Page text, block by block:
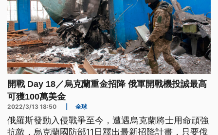
開戰 Day 18／烏克蘭重金招降 俄軍開戰機投誠最高
可獲100萬美金
2022/3/13 18:50 全球
俄羅斯發動入侵戰爭至今，遭遇烏克蘭將士用命頑強
抗敵，烏克蘭國防部11日釋出最新招降計畫，只要俄